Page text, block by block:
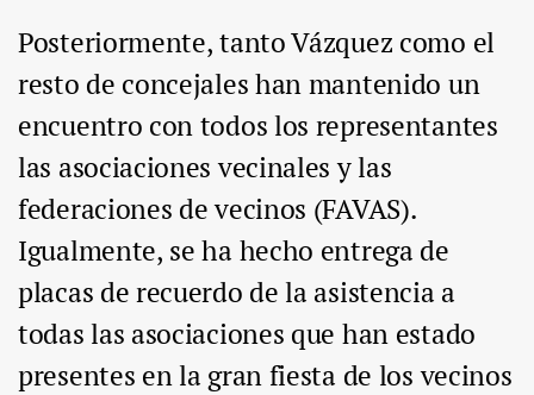
Posteriormente, tanto Vázquez como el
resto de concejales han mantenido un
encuentro con todos los representantes
las asociaciones vecinales y las
federaciones de vecinos (FAVAS).
Igualmente, se ha hecho entrega de
placas de recuerdo de la asistencia a
todas las asociaciones que han estado
presentes en la gran fiesta de los vecinos